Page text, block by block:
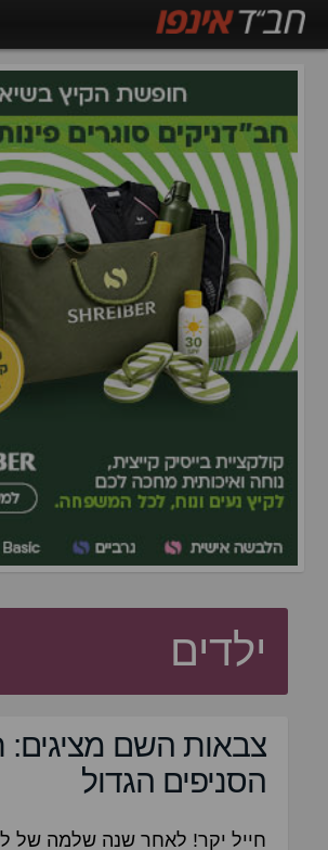
ילדים
צבאות השם מציגים:
הסניפים הגדול
חייל יקר! לאחר שנה שלמה של